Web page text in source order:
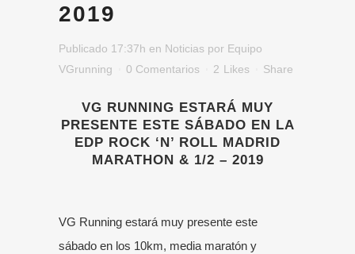
2019
Publicado 17:37h en Noticias por Equipo
VGrunning
0 Comentarios 2 Likes Share
VG RUNNING ESTARÁ MUY
PRESENTE ESTE SÁBADO EN LA
EDP ROCK ‘N’ ROLL MADRID
MARATHON & 1/2 – 2019
VG Running estará muy presente este
sábado en los 10km, media maratón y